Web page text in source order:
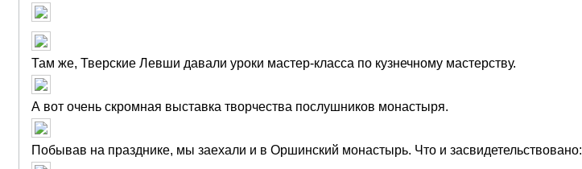
Там же, Тверские Левши давали уроки мастер-класса по кузнечному мастерству.
А вот очень скромная выставка творчества послушников монастыря.
Побывав на празднике, мы заехали и в Оршинский монастырь. Что и засвидетельствовано: